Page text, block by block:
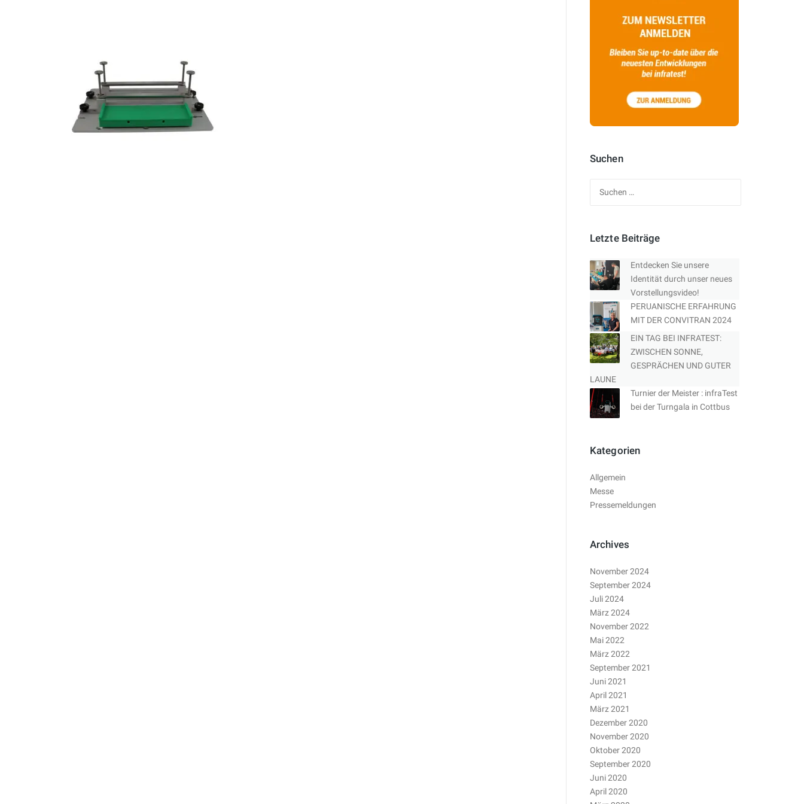
Suchen
Letzte Beiträge
Entdecken Sie unsere
Identität durch unser neues
Vorstellungsvideo!
PERUANISCHE ERFAHRUNG
MIT DER CONVITRAN 2024
EIN TAG BEI INFRATEST:
ZWISCHEN SONNE,
GESPRÄCHEN UND GUTER
LAUNE
Turnier der Meister : infraTest
bei der Turngala in Cottbus
Kategorien
Allgemein
Messe
Pressemeldungen
Archives
November 2024
September 2024
Juli 2024
März 2024
November 2022
Mai 2022
März 2022
September 2021
Juni 2021
April 2021
März 2021
Dezember 2020
November 2020
Oktober 2020
September 2020
Juni 2020
April 2020